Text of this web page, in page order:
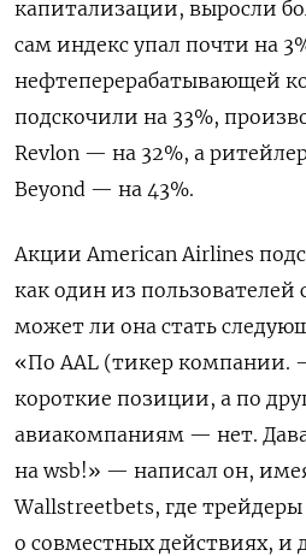
капитализации, выросли
сам индекс упал почти на
нефтеперерабатывающей
подскочили на 33%,
Revlon — на 32%, а
Beyond — на 43%.
Акции American Airlines
как один из пользователей
может ли она стать
«По AAL (тикер
короткие позиции, а по
авиакомпаниям — нет.
на wsb!» — написал он,
Wallstreetbets, где
о совместных действиях, и